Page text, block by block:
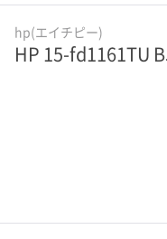
hp(エイチピー)
HP 15-fd1161TU